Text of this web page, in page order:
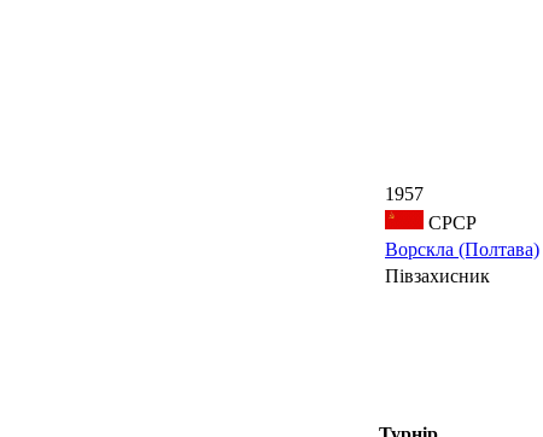
1957
СРСР
Ворскла (Полтава)
Півзахисник